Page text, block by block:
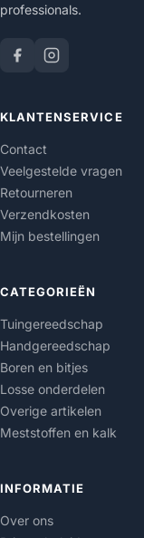
professionals.
KLANTENSERVICE
Contact
Veelgestelde vragen
Retourneren
Verzendkosten
Mijn bestellingen
CATEGORIEËN
Tuingereedschap
Handgereedschap
Boren en bitjes
Losse onderdelen
Overige artikelen
Meststoffen en kalk
INFORMATIE
Over ons